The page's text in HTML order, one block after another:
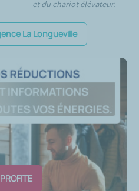
et du chariot élévateur.
La Longueville